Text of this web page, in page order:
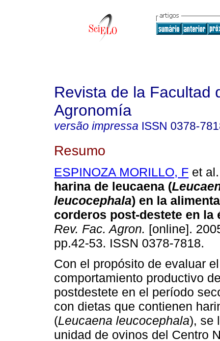
Revista de la Facultad
Agronomía
versão impressa ISSN 0378-
Resumo
ESPINOZA MORILLO, F et al.
harina de leucaena (
leucocephala) en la
corderos post-destete en la
Rev. Fac. Agron. [online].
pp.42-53. ISSN 0378-7818.
Con el propósito de evaluar el
comportamiento productivo
postdestete en el período
con dietas que contienen
(Leucaena leucocephala), se
unidad de ovinos del Centro